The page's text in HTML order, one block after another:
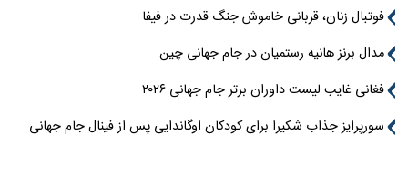
فوتبال زنان، قربانی خاموش جنگ قدرت در فیفا
مدال برنز هانیه رستمیان در جام جهانی چین
فغانی غایب لیست داوران برتر جام جهانی ۲۰۲۶
سورپرایز جذاب شکیرا برای کودکان اوگاندایی پس از فینال جام جهانی